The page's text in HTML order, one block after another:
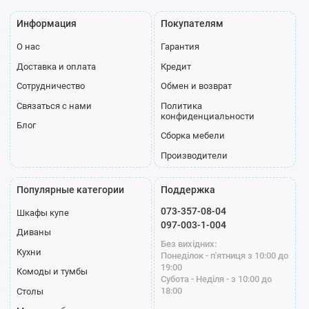
Информация
О нас
Доставка и оплата
Сотрудничество
Связаться с нами
Блог
Покупателям
Гарантия
Кредит
Обмен и возврат
Политика
конфиденциальности
Сборка мебели
Производители
Популярные категории
Шкафы купе
Диваны
Кухни
Комоды и тумбы
Столы
Поддержка
073-357-08-04
097-003-1-004
Без вихідних:
Понеділок - п'ятниця з 10:00 до
19:00
Субота - Неділя - з 10:00 до
18:00